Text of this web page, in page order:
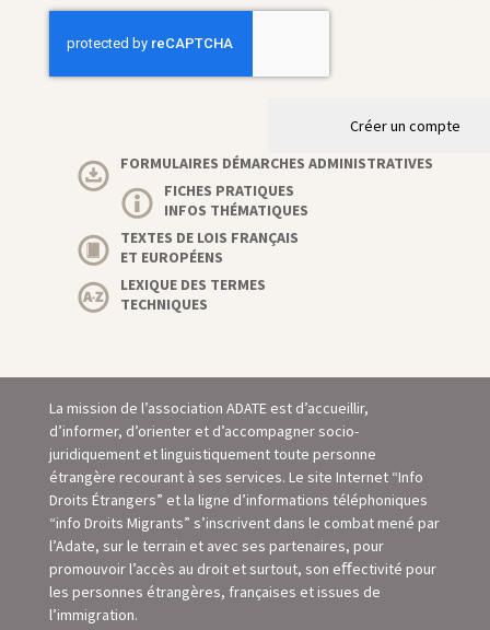
Créer un compte
FORMULAIRES DÉMARCHES ADMINISTRATIVES
FICHES PRATIQUES
INFOS THÉMATIQUES
TEXTES DE LOIS FRANÇAIS
ET EUROPÉENS
LEXIQUE DES TERMES
TECHNIQUES
La mission de l’association ADATE est d’accueillir,
d’informer, d’orienter et d’accompagner socio-
juridiquement et linguistiquement toute personne
étrangère recourant à ses services. Le site Internet “Info
Droits Étrangers” et la ligne d’informations téléphoniques
“info Droits Migrants” s’inscrivent dans le combat mené par
l’Adate, sur le terrain et avec ses partenaires, pour
promouvoir l’accès au droit et surtout, son eﬀectivité pour
les personnes étrangères, françaises et issues de
l’immigration.